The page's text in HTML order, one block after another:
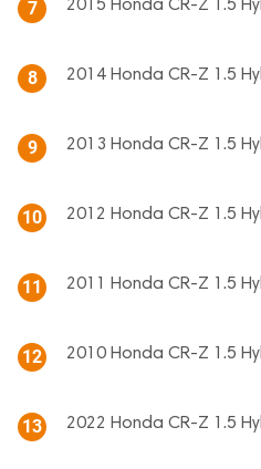
7 2015 Honda CR-Z 1.5
8 2014 Honda CR-Z 1.5
9 2013 Honda CR-Z 1.5
10 2012 Honda CR-Z 1.5
11 2011 Honda CR-Z 1.5
12 2010 Honda CR-Z 1.5
13 2022 Honda CR-Z 1.5